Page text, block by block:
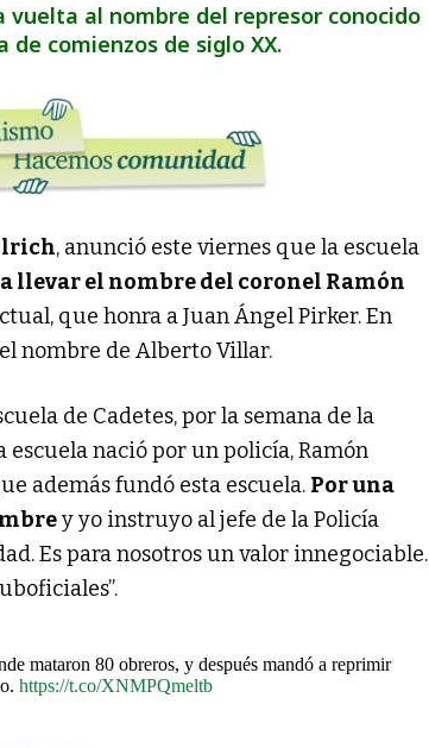
vuelta al nombre del represor conocido
comienzos de siglo XX.
, anunció este viernes que la escuela
llevar el nombre del coronel Ramón
que honra a Juan Ángel Pirker. En
nombre de Alberto Villar.
de Cadetes, por la semana de la
escuela nació por un policía, Ramón
además fundó esta escuela. Por una
y yo instruyo al jefe de la Policía
Es para nosotros un valor innegociable.
mataron 80 obreros, y después mandó a reprimir
https://t.co/XNMPQmeltb